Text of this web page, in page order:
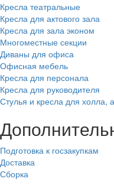
Кресла театральные
Кресла для актового зала
Кресла для зала эконом
Многоместные секции
Диваны для офиса
Офисная мебель
Кресла для персонала
Кресла для руководителя
Стулья и кресла для холла,
Подготовка к госзакупкам
Доставка
Сборка